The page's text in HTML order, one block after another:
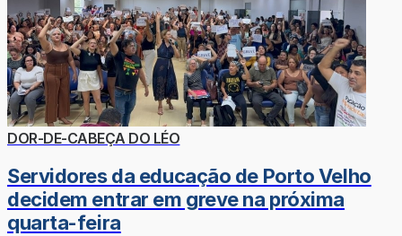
DOR-DE-CABEÇA DO LÉO
Servidores da educação de Porto Velho
decidem entrar em greve na próxima
quarta-feira